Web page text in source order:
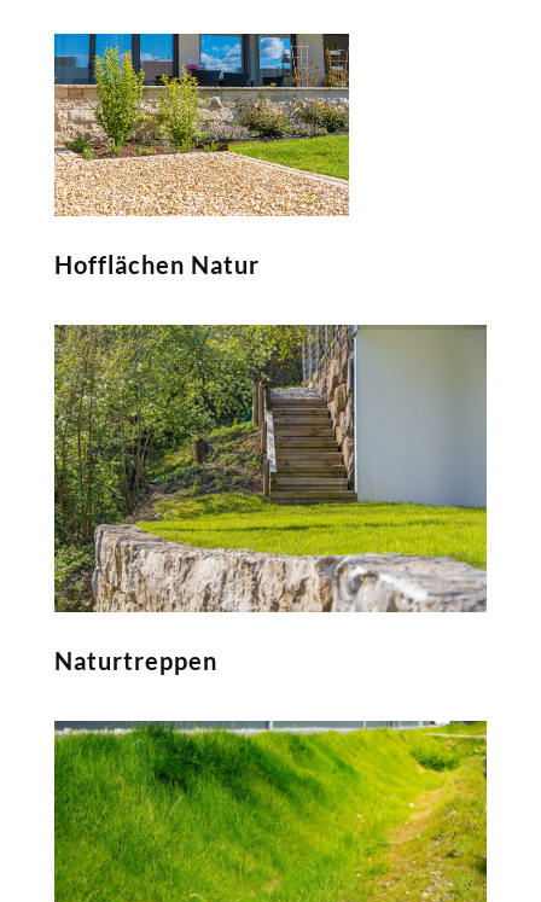
Hofflächen Natur
Naturtreppen